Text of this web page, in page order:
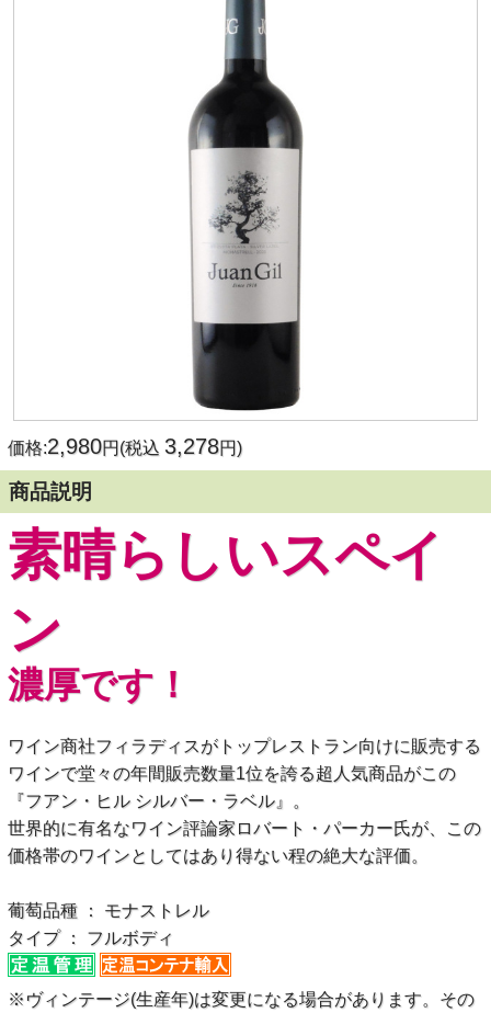
価格:2,980円(税込 3,278円)
商品説明
素晴らしいスペイ
ン
濃厚です！
ワイン商社フィラディスがトップレストラン向けに販売する
ワインで堂々の年間販売数量1位を誇る超人気商品がこの
『フアン・ヒル シルバー・ラベル』。
世界的に有名なワイン評論家ロバート・パーカー氏が、この
価格帯のワインとしてはあり得ない程の絶大な評価。
葡萄品種 ： モナストレル
タイプ ： フルボディ
※ヴィンテージ(生産年)は変更になる場合があります。その